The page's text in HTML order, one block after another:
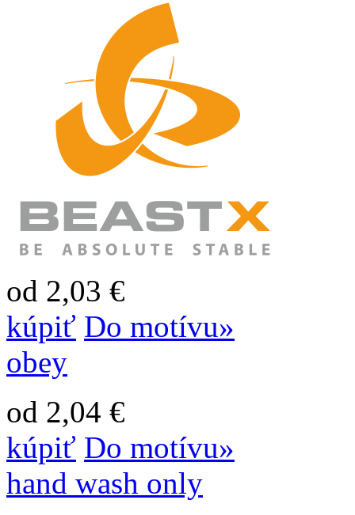
od 2,03 €
kúpiť Do motívu»
obey
od 2,04 €
kúpiť Do motívu»
hand wash only